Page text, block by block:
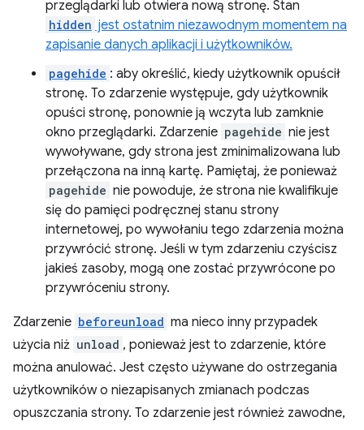
przeglądarki lub otwiera nową stronę. Stan
hidden jest ostatnim niezawodnym momentem na
zapisanie danych aplikacji i użytkowników.
pagehide : aby określić, kiedy użytkownik opuścił
stronę. To zdarzenie występuje, gdy użytkownik
opuści stronę, ponownie ją wczyta lub zamknie
okno przeglądarki. Zdarzenie pagehide nie jest
wywoływane, gdy strona jest zminimalizowana lub
przełączona na inną kartę. Pamiętaj, że ponieważ
pagehide nie powoduje, że strona nie kwalifikuje
się do pamięci podręcznej stanu strony
internetowej, po wywołaniu tego zdarzenia można
przywrócić stronę. Jeśli w tym zdarzeniu czyścisz
jakieś zasoby, mogą one zostać przywrócone po
przywróceniu strony.
Zdarzenie beforeunload ma nieco inny przypadek
użycia niż unload , ponieważ jest to zdarzenie, które
można anulować. Jest często używane do ostrzegania
użytkowników o niezapisanych zmianach podczas
opuszczania strony. To zdarzenie jest również zawodne,